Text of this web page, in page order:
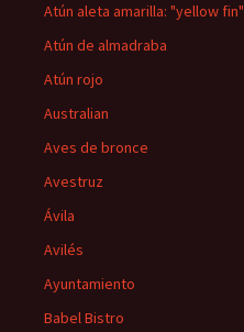
Atún aleta amarilla: "yellow fin"
Atún de almadraba
Atún rojo
Australian
Aves de bronce
Avestruz
Ávila
Avilés
Ayuntamiento
Babel Bistro